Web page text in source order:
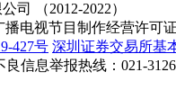
司 （2012-2022）
播电视节目制作经营许可
427号 深圳证券交易所基
良信息举报热线：021-